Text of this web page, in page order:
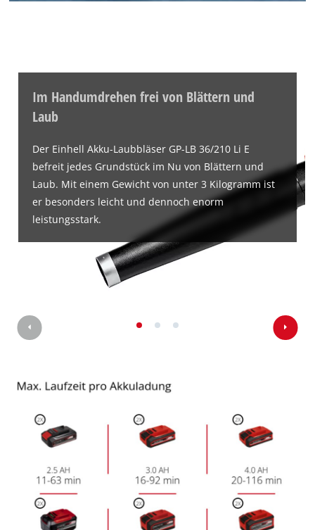
the site with their CMP to add this content
to the list of technologies used.
Powered by Usercentrics Consent
Management Platform
Im Handumdrehen frei von Blättern und
Laub
Der Einhell Akku-Laubbläser GP-LB 36/210 Li E
befreit jedes Grundstück im Nu von Blättern und
Laub. Mit einem Gewicht von unter 3 Kilogramm ist
er besonders leicht und dennoch enorm
leistungsstark.